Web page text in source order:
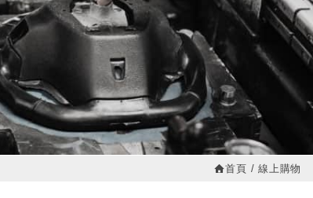
首頁 線上購物